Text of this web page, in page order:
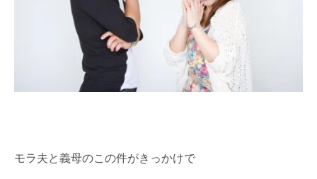
モラ夫と義母のこの件がきっかけで